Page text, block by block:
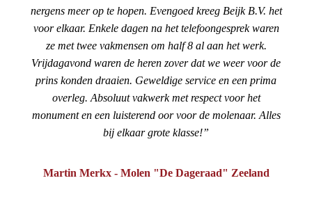
nergens meer op te hopen. Evengoed kreeg Beijk B.V. het
voor elkaar. Enkele dagen na het telefoongesprek waren
ze met twee vakmensen om half 8 al aan het werk.
Vrijdagavond waren de heren zover dat we weer voor de
prins konden draaien. Geweldige service en een prima
overleg. Absoluut vakwerk met respect voor het
monument en een luisterend oor voor de molenaar. Alles
bij elkaar grote klasse!
Martin Merkx - Molen "De Dageraad" Zeeland